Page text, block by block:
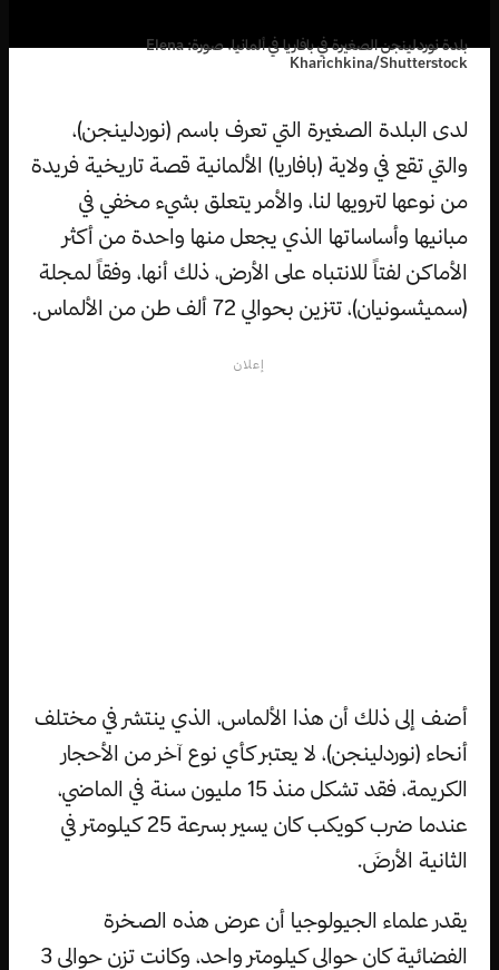
بلدة نوردلينجن الصغيرة في بافاريا في ألمانيا. صورة: Elena
Kharichkina/Shutterstock
لدى البلدة الصغيرة التي تعرف باسم (نوردلينجن)،
والتي تقع في ولاية (بافاريا) الألمانية قصة تاريخية فريدة
من نوعها لترويها لنا، والأمر يتعلق بشيء مخفي في
مبانيها وأساساتها الذي يجعل منها واحدة من أكثر
الأماكن لفتاً للانتباه على الأرض، ذلك أنها، وفقاً لمجلة
(سميثسونيان)، تتزين بحوالي 72 ألف طن من الألماس.
إعلان
أضف إلى ذلك أن هذا الألماس، الذي ينتشر في مختلف
أنحاء (نوردلينجن)، لا يعتبر كأي نوع آخر من الأحجار
الكريمة، فقد تشكل منذ 15 مليون سنة في الماضي،
عندما ضرب كويكب كان يسير بسرعة 25 كيلومتر في
الثانية الأرضَ.
يقدر علماء الجيولوجيا أن عرض هذه الصخرة
الفضائية كان حوالي كيلومتر واحد، وكانت تزن حوالي 3